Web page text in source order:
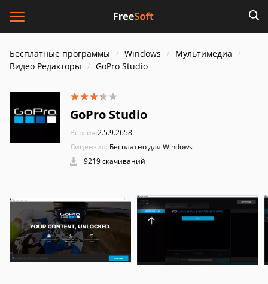
Бесплатные программы Windows
Мультимедиа
Видео Редакторы
GoPro Studio
GoPro Studio
Версия:2.5.9.2658
Лицензия: Бесплатно для Windows
9219 скачиваний